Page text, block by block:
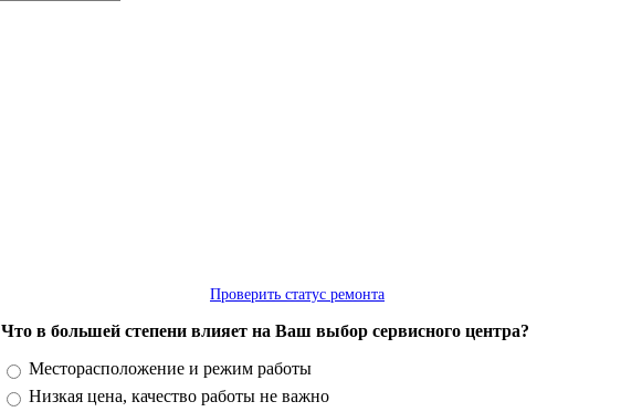
Проверить статус ремонта
Что в большей степени влияет на Ваш выбор сервисного центра?
Варианты
Месторасположение и режим работы
Низкая цена, качество работы не важно